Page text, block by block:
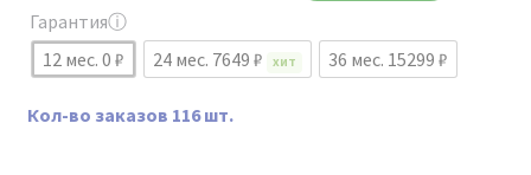
Гарантияⓘ
12 мес. 0 ₽
24 мес. 7649 ₽ ХИТ 36 мес. 15299 ₽
Кол-во заказов 116 шт.